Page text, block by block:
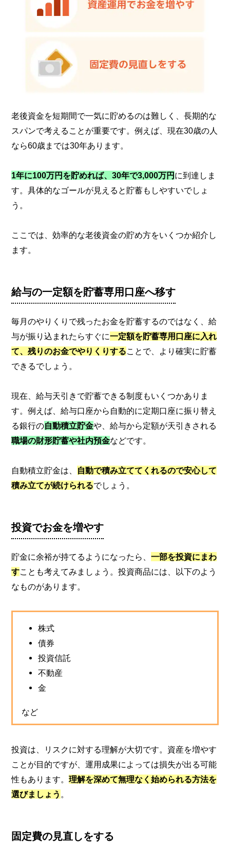
老後資金を短期間で一気に貯めるのは難しく、長期的な
スパンで考えることが重要です。例えば、現在30歳の人
なら60歳までは30年あります。
1年に100万円を貯めれば、30年で3,000万円 に到達しま
す。具体的なゴールが見えると貯蓄もしやすいでしょ
う。
ここでは、効率的な老後資金の貯め方をいくつか紹介し
ます。
給与の一定額を貯蓄専用口座へ移す
毎月のやりくりで残ったお金を貯蓄するのではなく、給
与が振り込まれたらすぐに一定額を貯蓄専用口座に入れ
て、残りのお金でやりくりすることで、より確実に貯蓄
できるでしょう。
現在、給与天引きで貯蓄できる制度もいくつかありま
す。例えば、給与口座から自動的に定期口座に振り替え
る銀行の自動積立貯金や、給与から定額が天引きされる
職場の財形貯蓄や社内預金などです。
自動積立貯金は、 自動で積み立ててくれるので安心して
積み立てが続けられるでしょう。
投資でお金を増やす
貯金に余裕が持てるようになったら、一部を投資にまわ
すことも考えてみましょう。投資商品には、以下のよう
なものがあります。
株式
債券
投資信託
不動産
金
など
投資は、リスクに対する理解が大切です。資産を増やす
ことが目的ですが、運用成果によっては損失が出る可能
性もあります。理解を深めて無理なく始められる方法を
選びましょう 。
固定費の見直しをする